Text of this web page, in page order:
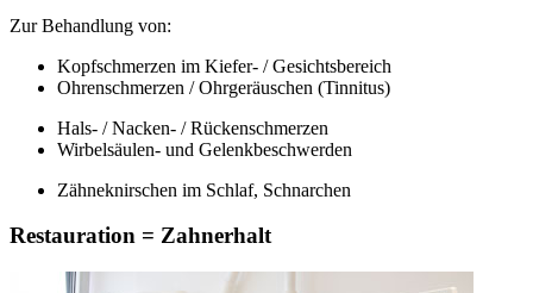
Zur Behandlung von:
Kopfschmerzen im Kiefer- / Gesichtsbereich
Ohrenschmerzen / Ohrgeräuschen (Tinnitus)
Hals- / Nacken- / Rückenschmerzen
Wirbelsäulen- und Gelenkbeschwerden
Zähneknirschen im Schlaf, Schnarchen
Restauration = Zahnerhalt